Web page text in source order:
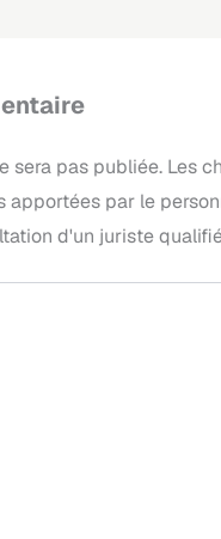
sera pas publiée. Les